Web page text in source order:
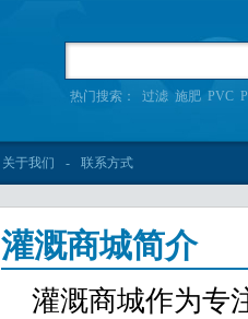
热门搜索： 过滤 施肥 PVC
关于我们 - 联系方式
灌溉商城简介
灌溉商城作为专